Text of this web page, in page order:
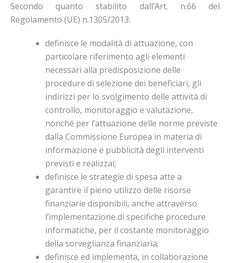
Secondo quanto stabilito dall’Art. n.66 del
Regolamento (UE) n.1305/2013:
definisce le modalità di attuazione, con
particolare riferimento agli elementi
necessari alla predisposizione delle
procedure di selezione dei beneficiari, gli
indirizzi per lo svolgimento delle attività di
controllo, monitoraggio e valutazione,
nonché per l’attuazione delle norme previste
dalla Commissione Europea in materia di
informazione e pubblicità degli interventi
previsti e realizzai;
definisce le strategie di spesa atte a
garantire il pieno utilizzo delle risorse
finanziarie disponibili, anche attraverso
l’implementazione di specifiche procedure
informatiche, per il costante monitoraggio
della sorveglianza finanziaria;
definisce ed implementa, in collaborazione